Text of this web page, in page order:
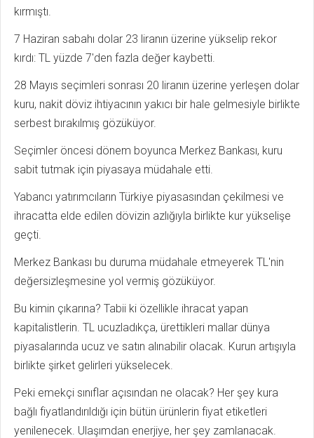
kırmıştı.
7 Haziran sabahı dolar 23 liranın üzerine yükselip rekor
kırdı: TL yüzde 7'den fazla değer kaybetti.
28 Mayıs seçimleri sonrası 20 liranın üzerine yerleşen dolar
kuru, nakit döviz ihtiyacının yakıcı bir hale gelmesiyle birlikte
serbest bırakılmış gözüküyor.
Seçimler öncesi dönem boyunca Merkez Bankası, kuru
sabit tutmak için piyasaya müdahale etti.
Yabancı yatırımcıların Türkiye piyasasından çekilmesi ve
ihracatta elde edilen dövizin azlığıyla birlikte kur yükselişe
geçti.
Merkez Bankası bu duruma müdahale etmeyerek TL'nin
değersizleşmesine yol vermiş gözüküyor.
Bu kimin çıkarına? Tabii ki özellikle ihracat yapan
kapitalistlerin. TL ucuzladıkça, ürettikleri mallar dünya
piyasalarında ucuz ve satın alınabilir olacak. Kurun artışıyla
birlikte şirket gelirleri yükselecek.
Peki emekçi sınıflar açısından ne olacak? Her şey kura
bağlı fiyatlandırıldığı için bütün ürünlerin fiyat etiketleri
yenilenecek. Ulaşımdan enerjiye, her şey zamlanacak.